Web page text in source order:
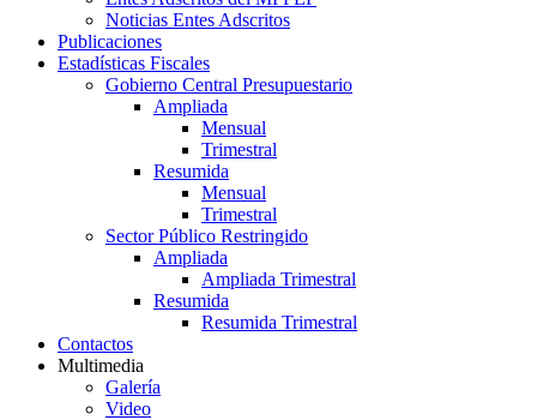
Noticias Entes Adscritos
Publicaciones
Estadísticas Fiscales
Gobierno Central Presupuestario
Ampliada
Mensual
Trimestral
Resumida
Mensual
Trimestral
Sector Público Restringido
Ampliada
Ampliada Trimestral
Resumida
Resumida Trimestral
Contactos
Multimedia
Galería
Video